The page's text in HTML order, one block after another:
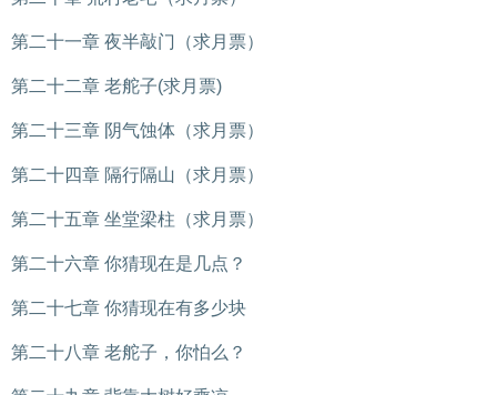
第二十一章 夜半敲门（求月票）
第二十二章 老舵子(求月票)
第二十三章 阴气蚀体（求月票）
第二十四章 隔行隔山（求月票）
第二十五章 坐堂梁柱（求月票）
第二十六章 你猜现在是几点？
第二十七章 你猜现在有多少块
第二十八章 老舵子，你怕么？